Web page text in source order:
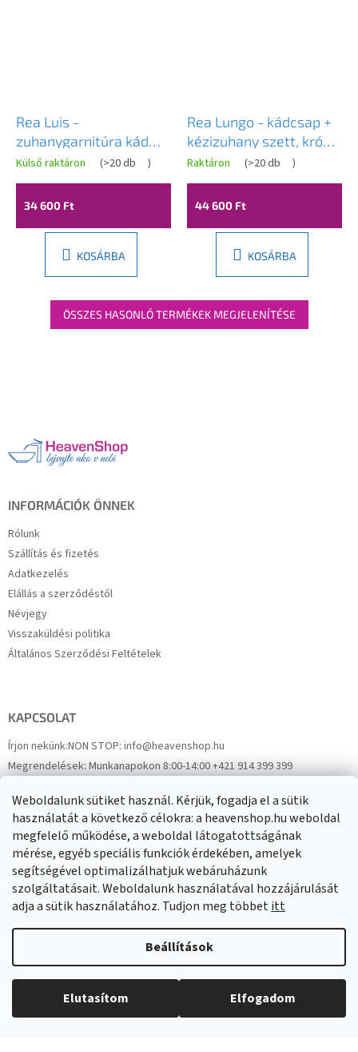
Weboldalunk sütiket használ. Kérjük, fogadja el a sütik
használatát a következő célokra: a heavenshop.hu weboldal
megfelelő működése, a weboldal látogatottságának
mérése, egyéb speciális funkciók érdekében, amelyek
segítségével optimalizálhatjuk webáruházunk
szolgáltatásait. Weboldalunk használatával hozzájárulását
adja a sütik használatához. Tudjon meg többetitt
Beállítások
Elutasítom Elfogadom
Rea Luis -
zuhanygarnitúra kád
kifolyóval, króm, REA-
P7007
Külső raktáron (>20 db )
34 600 Ft
KOSÁRBA
Rea Lungo - kádcsap +
kézizuhany szett, króm,
REA-B6641
Raktáron (>20 db )
44 600 Ft
KOSÁRBA
ÖSSZES HASONLÓ TERMÉKEK MEGJELENÍTÉSE
INFORMÁCIÓK ÖNNEK
Rólunk
Szállítás és fizetés
Adatkezelés
Elállás a szerződéstől
Névjegy
Visszaküldési politika
Általános Szerződési Feltételek
KAPCSOLAT
Írjon nekünk:NON STOP: info@heavenshop.hu
Megrendelések:Munkanapokon 8:00-14:00 +421 914 399 399
FacebookHeavenShop.sk
Eredményeink